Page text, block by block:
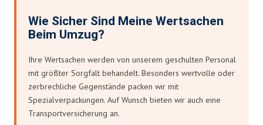
Wie Sicher Sind Meine Wertsachen
Beim Umzug?
Ihre Wertsachen werden von unserem geschulten Personal
mit größter Sorgfalt behandelt. Besonders wertvolle oder
zerbrechliche Gegenstände packen wir mit
Spezialverpackungen. Auf Wunsch bieten wir auch eine
Transportversicherung an.